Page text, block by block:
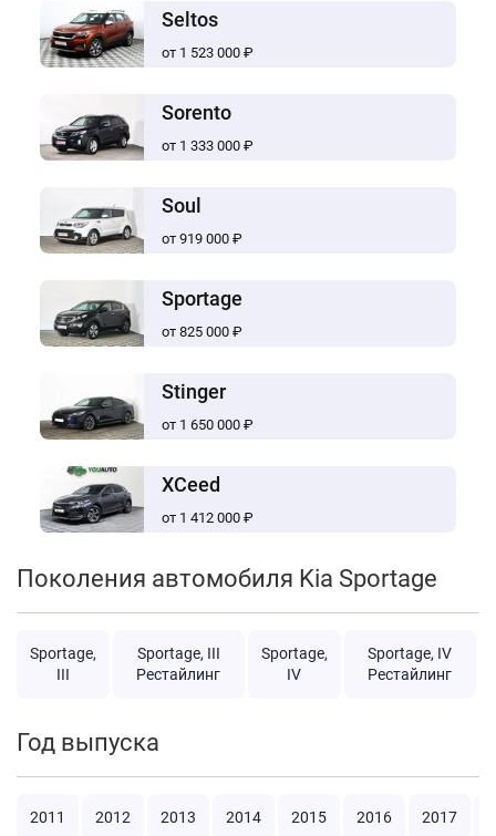
Seltos
от 1 523 000 ₽
Sorento
от 1 333 000 ₽
Soul
от 919 000 ₽
Sportage
от 825 000 ₽
Stinger
от 1 650 000 ₽
XCeed
от 1 412 000 ₽
Поколения автомобиля Kia Sportage
Sportage,
III
Sportage, III
Рестайлинг
Sportage,
IV
Sportage, IV
Рестайлинг
Год выпуска
2011 2012 2013 2014 2015 2016 2017